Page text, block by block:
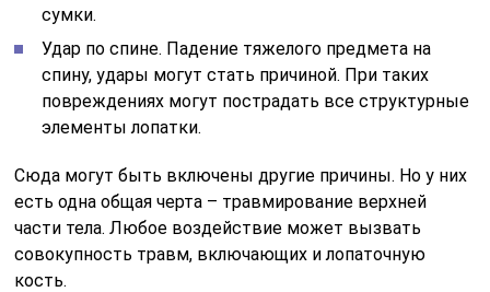
сумки.
Удар по спине. Падение тяжелого предмета на
спину, удары могут стать причиной. При таких
повреждениях могут пострадать все структурные
элементы лопатки.
Сюда могут быть включены другие причины. Но у них
есть одна общая черта – травмирование верхней
части тела. Любое воздействие может вызвать
совокупность травм, включающих и лопаточную
кость.